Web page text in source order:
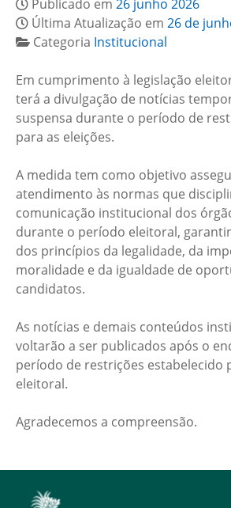
Publicado em 26 junho 2026
Última Atualização em 26 de
Categoria Institucional
Em cumprimento à legislação
terá a divulgação de notícias
suspensa durante o período de
para as eleições.
A medida tem como objetivo
atendimento às normas que
comunicação institucional dos
durante o período eleitoral,
dos princípios da legalidade, da
moralidade e da igualdade de
candidatos.
As notícias e demais conteúdos
voltarão a ser publicados após o
período de restrições estabelecido
eleitoral.
Agradecemos a compreensão.